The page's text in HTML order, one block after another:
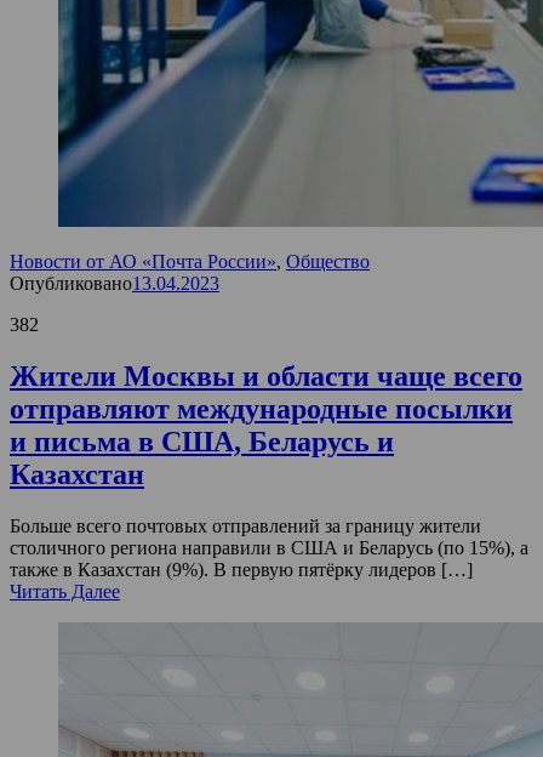
Новости от АО «Почта России», Общество
Опубликовано13.04.2023
382
Жители Москвы и области чаще всего
отправляют международные посылки
и письма в США, Беларусь и
Казахстан
Больше всего почтовых отправлений за границу жители
столичного региона направили в США и Беларусь (по 15%), а
также в Казахстан (9%). В первую пятёрку лидеров […]
Читать Далее